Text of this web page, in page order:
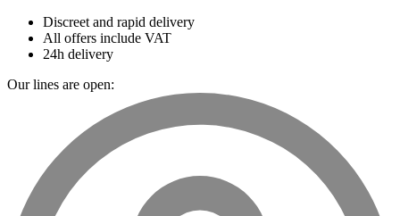
Discreet and rapid delivery
All offers include VAT
24h delivery
Our lines are open: